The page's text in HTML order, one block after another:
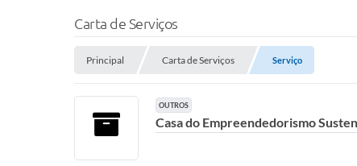
Carta de Serviços
Principal Carta de Serviços Serviço
OUTROS
Casa do Empreendedorismo